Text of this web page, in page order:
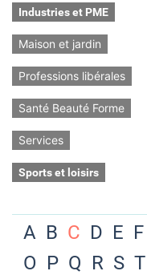
Industries et PME
Maison et jardin
Professions libérales
Santé Beauté Forme
Services
Sports et loisirs
A B C D E F
O P Q R S T